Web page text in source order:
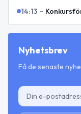
14:13 –
Nyhetsbrev
Få de senaste